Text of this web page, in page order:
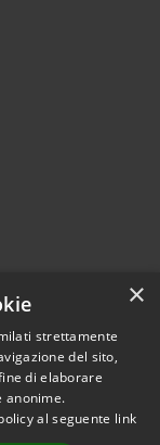
2026 • Comune di
• Powered by
×
strettamente
del sito,
di elaborare
anonime.
al seguente link